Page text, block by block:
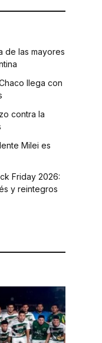
de las mayores
llega con
contra la
Milei es
Friday 2026:
y reintegros